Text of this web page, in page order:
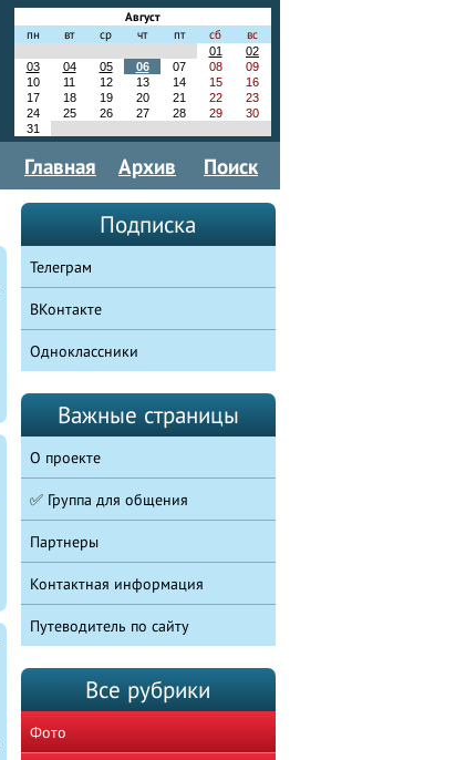
Август
пн
вт ср чт пт сб
вс
01
02
03
04 05 06 07 08
09
10
11 12 13 14 15
16
17
18 19 20 21 22
23
24
25 26 27 28 29
30
31
Главная Архив Поиск
Подписка
Телеграм
ВКонтакте
Одноклассники
Важные страницы
О проекте
✅ Группа для общения
Партнеры
Контактная информация
Путеводитель по сайту
Все рубрики
Фото